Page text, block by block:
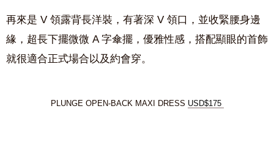
再來是 V 領露背長洋裝，有著深 V 領口，並收緊腰身邊
緣，超長下擺微微 A 字傘擺，優雅性感，搭配顯眼的首飾
就很適合正式場合以及約會穿。
PLUNGE OPEN-BACK MAXI DRESS USD$175